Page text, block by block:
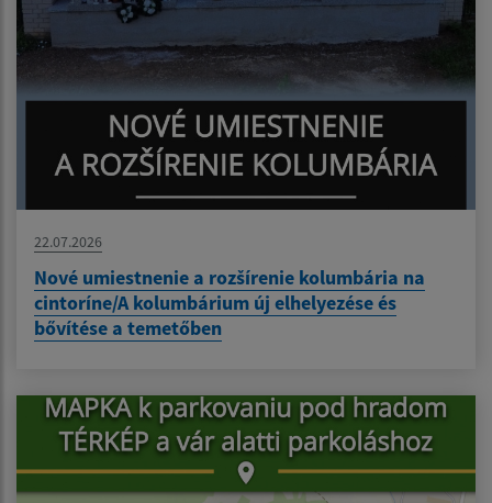
22.07.2026
Nové umiestnenie a rozšírenie kolumbária na
cintoríne/A kolumbárium új elhelyezése és
bővítése a temetőben